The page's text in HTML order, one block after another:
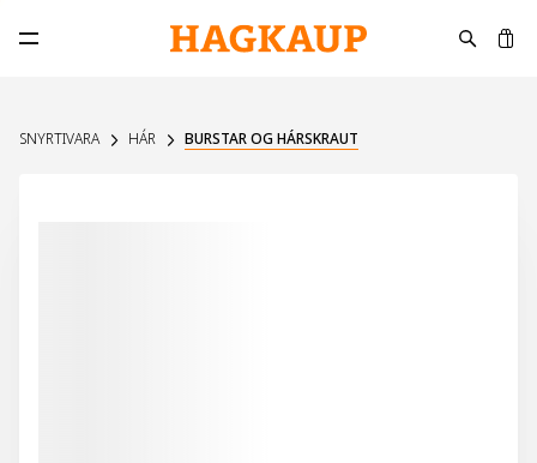
Opna aðalvalmynd
SNYRTIVARA HÁR BURSTAR OG HÁRSKRAUT